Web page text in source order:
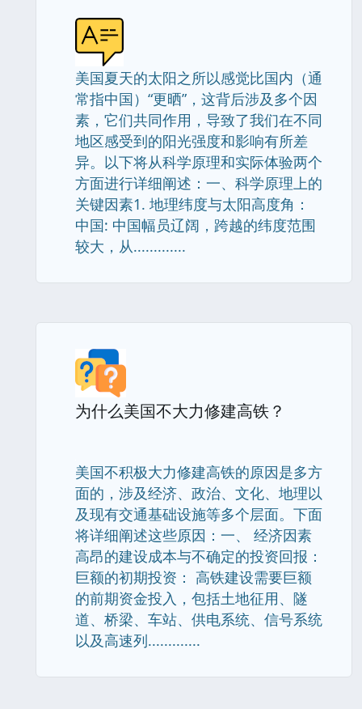
美国夏天的太阳之所以感觉比国内（通
常指中国）“更晒”，这背后涉及多个因
素，它们共同作用，导致了我们在不同
地区感受到的阳光强度和影响有所差
异。以下将从科学原理和实际体验两个
方面进行详细阐述：一、科学原理上的
关键因素1. 地理纬度与太阳高度角：
中国: 中国幅员辽阔，跨越的纬度范围
较大，从.............
为什么美国不大力修建高铁？
美国不积极大力修建高铁的原因是多方
面的，涉及经济、政治、文化、地理以
及现有交通基础设施等多个层面。下面
将详细阐述这些原因：一、 经济因素
高昂的建设成本与不确定的投资回报：
巨额的初期投资： 高铁建设需要巨额
的前期资金投入，包括土地征用、隧
道、桥梁、车站、供电系统、信号系统
以及高速列.............